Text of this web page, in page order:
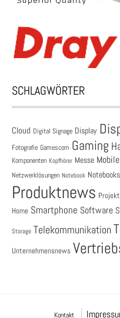
SCHLAGWÖRTER
Cloud Digital Signage Display
Fotografie Gamescom Gaming
Komponenten Kopfhörer Messe
Netzwerklösungen Notebook Notebooks
Produktnews
Home Smartphone Software
Storage Telekommunikation
Unternehmensnews
Kontakt